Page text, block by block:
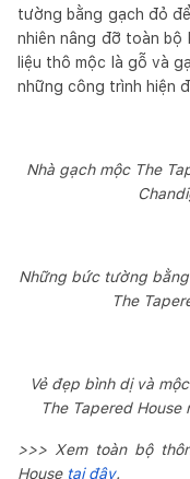
tường bằng gạch đỏ
nhiên nâng đỡ toàn bộ
liệu thô mộc là gỗ và
những công trình hiện
Nhà gạch mộc The
Những bức tường
The
Vẻ đẹp bình dị và
The Tapered
>>> Xem toàn bộ
House tại đây.